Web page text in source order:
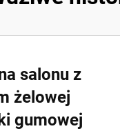
salonu z
żelowej
gumowej